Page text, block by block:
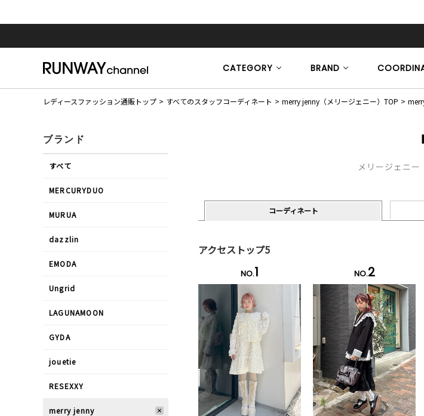
CATEGORY BRAND
レディースファッション通販トップ すべてのスタッフコーディネート merry jenny（メリージェニー）TOP
メリージェニ
コーディネート
アクセストップ5
NO.1 NO.2
ブランド
すべて
MERCURYDUO
MURUA
dazzlin
EMODA
Ungrid
LAGUNAMOON
GYDA
jouetie
RESEXXY
merry jenny